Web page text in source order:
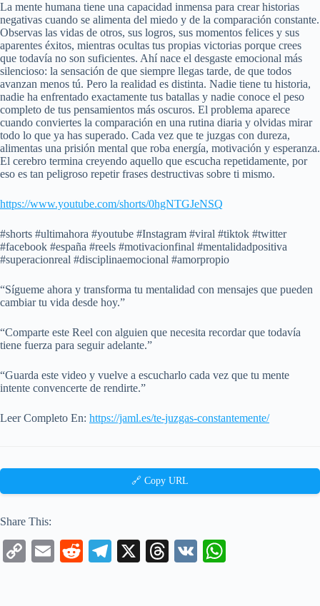
La mente humana tiene una capacidad inmensa para crear historias
negativas cuando se alimenta del miedo y de la comparación constante.
Observas las vidas de otros, sus logros, sus momentos felices y sus
aparentes éxitos, mientras ocultas tus propias victorias porque crees
que todavía no son suficientes. Ahí nace el desgaste emocional más
silencioso: la sensación de que siempre llegas tarde, de que todos
avanzan menos tú. Pero la realidad es distinta. Nadie tiene tu historia,
nadie ha enfrentado exactamente tus batallas y nadie conoce el peso
completo de tus pensamientos más oscuros. El problema aparece
cuando conviertes la comparación en una rutina diaria y olvidas mirar
todo lo que ya has superado. Cada vez que te juzgas con dureza,
alimentas una prisión mental que roba energía, motivación y esperanza.
El cerebro termina creyendo aquello que escucha repetidamente, por
eso es tan peligroso repetir frases destructivas sobre ti mismo.
https://www.youtube.com/shorts/0hgNTGJeNSQ
#shorts #ultimahora #youtube #Instagram #viral #tiktok #twitter
#facebook #españa #reels #motivacionfinal #mentalidadpositiva
#superacionreal #disciplinaemocional #amorpropio
“Sígueme ahora y transforma tu mentalidad con mensajes que pueden
cambiar tu vida desde hoy.”
“Comparte este Reel con alguien que necesita recordar que todavía
tiene fuerza para seguir adelante.”
“Guarda este video y vuelve a escucharlo cada vez que tu mente
intente convencerte de rendirte.”
Leer Completo En: https://jaml.es/te-juzgas-constantemente/
🔗 Copy URL
Share This:
C
E
R
Te
X
T
V